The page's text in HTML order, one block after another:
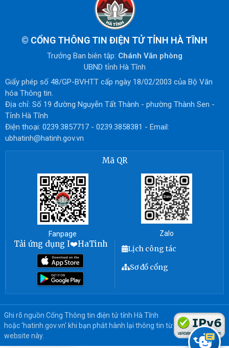
© CỔNG THÔNG TIN ĐIỆN TỬ TỈNH HÀ TĨNH
Trưởng Ban biên tập: Chánh Văn phòng
UBND tỉnh Hà Tĩnh
Giấy phép số 48/GP-BVHTT cấp ngày 18/02/2003 của Bộ Văn
hóa Thông tin.
Địa chỉ: Số 19 đường Nguyễn Tất Thành - phường Thành Sen -
Tỉnh Hà Tĩnh
Điện thoại: 0239.3857717 - 0239.3858381 - Email:
ubhatinh@hatinh.gov.vn
Mã QR
Fanpage Zalo
Tải ứng dụng I❤️HaTinh
Lịch công tác
Sơ đồ cổng
Ghi rõ nguồn Cổng Thông tin điện tử tỉnh Hà Tĩnh
hoặc 'hatinh.gov.vn' khi bạn phát hành lại thông tin từ
website này.